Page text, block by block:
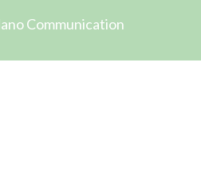
Communication